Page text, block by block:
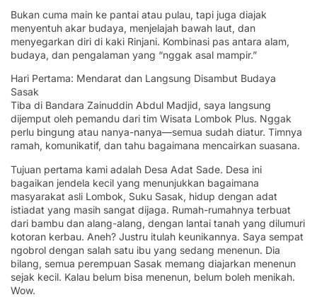
Bukan cuma main ke pantai atau pulau, tapi juga diajak
menyentuh akar budaya, menjelajah bawah laut, dan
menyegarkan diri di kaki Rinjani. Kombinasi pas antara alam,
budaya, dan pengalaman yang “nggak asal mampir.”
Hari Pertama: Mendarat dan Langsung Disambut Budaya
Sasak
Tiba di Bandara Zainuddin Abdul Madjid, saya langsung
dijemput oleh pemandu dari tim Wisata Lombok Plus. Nggak
perlu bingung atau nanya-nanya—semua sudah diatur. Timnya
ramah, komunikatif, dan tahu bagaimana mencairkan suasana.
Tujuan pertama kami adalah Desa Adat Sade. Desa ini
bagaikan jendela kecil yang menunjukkan bagaimana
masyarakat asli Lombok, Suku Sasak, hidup dengan adat
istiadat yang masih sangat dijaga. Rumah-rumahnya terbuat
dari bambu dan alang-alang, dengan lantai tanah yang dilumuri
kotoran kerbau. Aneh? Justru itulah keunikannya. Saya sempat
ngobrol dengan salah satu ibu yang sedang menenun. Dia
bilang, semua perempuan Sasak memang diajarkan menenun
sejak kecil. Kalau belum bisa menenun, belum boleh menikah.
Wow.